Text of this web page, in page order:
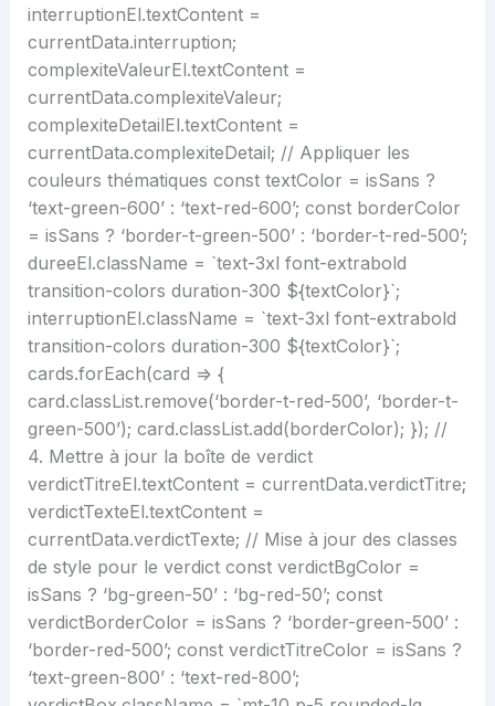
interruptionEl.textContent =
currentData.interruption;
complexiteValeurEl.textContent =
currentData.complexiteValeur;
complexiteDetailEl.textContent =
currentData.complexiteDetail; // Appliquer les
couleurs thématiques const textColor = isSans ?
‘text-green-600’ : ‘text-red-600’; const borderColor
= isSans ? ‘border-t-green-500’ : ‘border-t-red-500’;
dureeEl.className = `text-3xl font-extrabold
transition-colors duration-300 ${textColor}`;
interruptionEl.className = `text-3xl font-extrabold
transition-colors duration-300 ${textColor}`;
cards.forEach(card => {
card.classList.remove(‘border-t-red-500’, ‘border-t-
green-500’); card.classList.add(borderColor); }); //
4. Mettre à jour la boîte de verdict
verdictTitreEl.textContent = currentData.verdictTitre;
verdictTexteEl.textContent =
currentData.verdictTexte; // Mise à jour des classes
de style pour le verdict const verdictBgColor =
isSans ? ‘bg-green-50’ : ‘bg-red-50’; const
verdictBorderColor = isSans ? ‘border-green-500’ :
‘border-red-500’; const verdictTitreColor = isSans ?
‘text-green-800’ : ‘text-red-800’;